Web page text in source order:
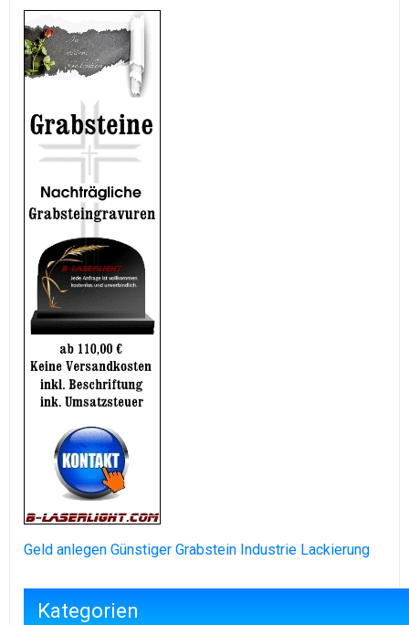
Geld anlegen Günstiger Grabstein Industrie Lackierung
Kategorien